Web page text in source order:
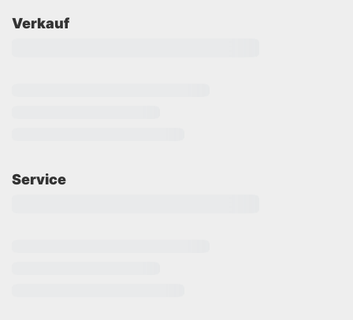
Verkauf
Service